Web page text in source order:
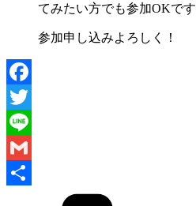
てみたい方でも参加OKです
参加申し込みよろしく！
Facebook
Twitter
Line
Gmail